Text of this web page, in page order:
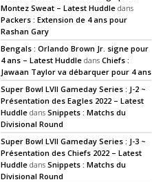
Montez Sweat – Latest Huddle dans
Packers : Extension de 4 ans pour
Rashan Gary
Bengals : Orlando Brown Jr. signe pour
4 ans – Latest Huddle dansChiefs :
Jawaan Taylor va débarquer pour 4 ans
Super Bowl LVII Gameday Series : J-2 ~
Présentation des Eagles 2022 – Latest
Huddle dansSnippets : Matchs du
Divisional Round
Super Bowl LVII Gameday Series : J-3 ~
Présentation des Chiefs 2022 – Latest
Huddle dansSnippets : Matchs du
Divisional Round